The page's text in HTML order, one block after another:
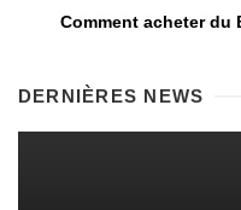
Comment acheter du
DERNIÈRES NEWS